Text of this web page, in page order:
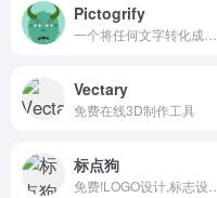
Pictogrify
Vectary
免费在线3D制作工具
标点狗